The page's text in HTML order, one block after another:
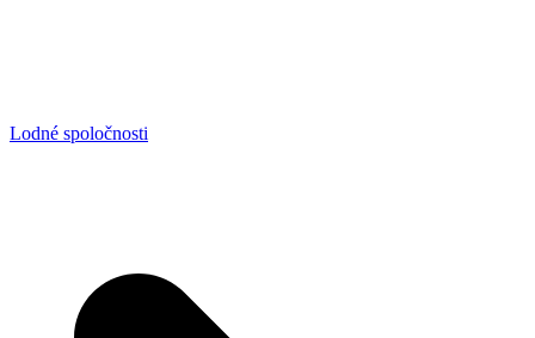
Lodné spoločnosti